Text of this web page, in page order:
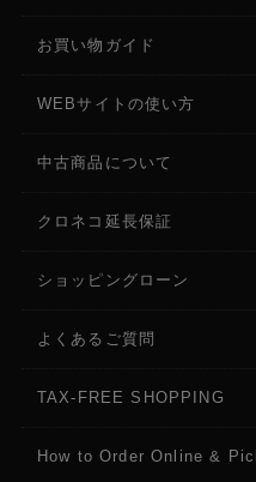
お買い物ガイド
WEBサイトの使い方
中古商品について
クロネコ延長保証
ショッピングローン
よくあるご質問
TAX-FREE SHOPPING
How to Order Online &